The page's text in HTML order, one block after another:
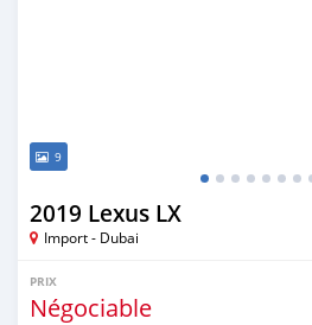
9
2019 Lexus LX
Import - Dubai
PRIX
Négociable